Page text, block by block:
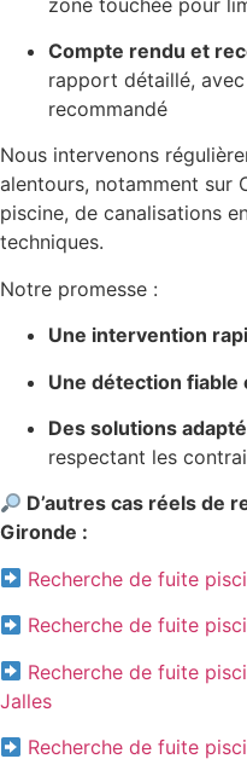
Compte rendu et
rapport détaillé,
recommandé
Nous intervenons
alentours, notamment sur
piscine, de canalisations
techniques.
Notre promesse :
Une intervention
Une détection fiable
Des solutions
respectant les
D’autres cas réels de
Gironde :
Recherche de fuite
Recherche de fuite
Recherche de fuite
Jalles
Recherche de fuite